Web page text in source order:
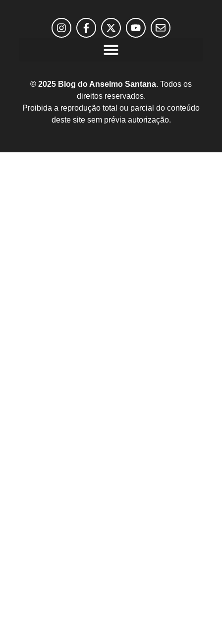
© 2025 Blog do Anselmo Santana. Todos os
direitos reservados.
Proibida a reprodução total ou parcial do conteúdo
deste site sem prévia autorização.